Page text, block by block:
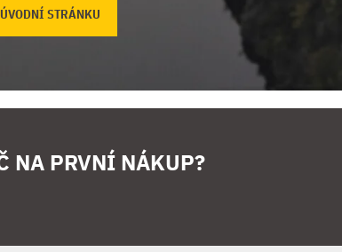
STRÁNKU
NA PRVNÍ NÁKUP?